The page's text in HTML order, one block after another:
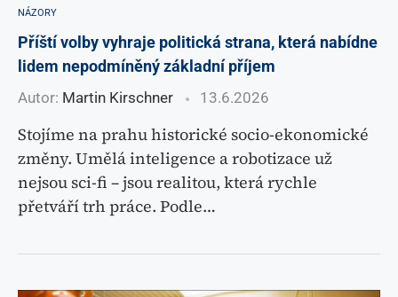
NÁZORY
Příští volby vyhraje politická strana, která nabídne
lidem nepodmíněný základní příjem
Autor: Martin Kirschner 13.6.2026
Stojíme na prahu historické socio-ekonomické
změny. Umělá inteligence a robotizace už
nejsou sci-fi – jsou realitou, která rychle
přetváří trh práce. Podle…